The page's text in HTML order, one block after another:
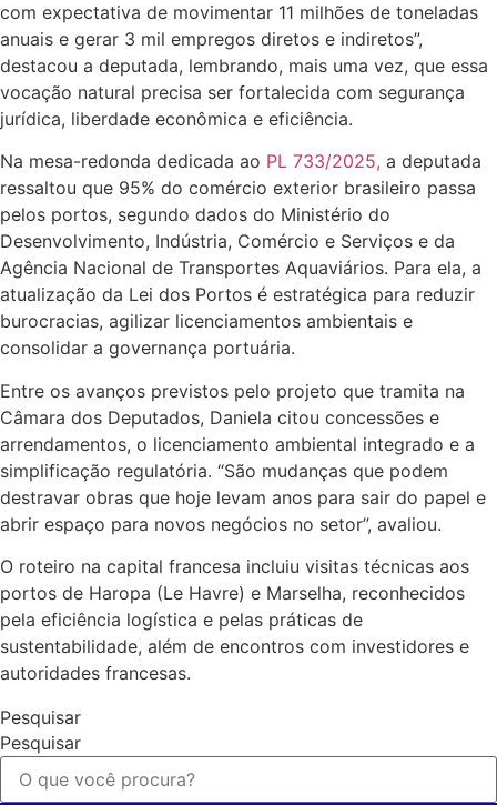
com expectativa de movimentar 11 milhões de toneladas
anuais e gerar 3 mil empregos diretos e indiretos”,
destacou a deputada, lembrando, mais uma vez, que essa
vocação natural precisa ser fortalecida com segurança
jurídica, liberdade econômica e eficiência.
Na mesa-redonda dedicada ao PL 733/2025, a deputada
ressaltou que 95% do comércio exterior brasileiro passa
pelos portos, segundo dados do Ministério do
Desenvolvimento, Indústria, Comércio e Serviços e da
Agência Nacional de Transportes Aquaviários. Para ela, a
atualização da Lei dos Portos é estratégica para reduzir
burocracias, agilizar licenciamentos ambientais e
consolidar a governança portuária.
Entre os avanços previstos pelo projeto que tramita na
Câmara dos Deputados, Daniela citou concessões e
arrendamentos, o licenciamento ambiental integrado e a
simplificação regulatória. “São mudanças que podem
destravar obras que hoje levam anos para sair do papel e
abrir espaço para novos negócios no setor”, avaliou.
O roteiro na capital francesa incluiu visitas técnicas aos
portos de Haropa (Le Havre) e Marselha, reconhecidos
pela eficiência logística e pelas práticas de
sustentabilidade, além de encontros com investidores e
autoridades francesas.
Pesquisar
Pesquisar